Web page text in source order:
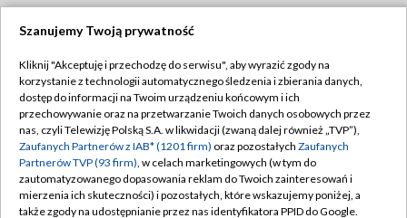
TVP
Abonament TVP
Emisja w TVP
Centrum informacji TVP
Naziemna Telewizja Cyfrowa
Regulamin TVP
Polityka prywatności
Moje zgody
Pomoc
Szanujemy Twoją prywatność
Kliknij "Akceptuję i przechodzę do serwisu", aby wyrazić zgody na
korzystanie z technologii automatycznego śledzenia i zbierania danych,
dostęp do informacji na Twoim urządzeniu końcowym i ich
przechowywanie oraz na przetwarzanie Twoich danych osobowych przez
nas, czyli Telewizję Polską S.A. w likwidacji (zwaną dalej również „TVP”),
Zaufanych Partnerów z IAB* (1201 firm) oraz pozostałych Zaufanych
Partnerów TVP (93 firm), w celach marketingowych (w tym do
zautomatyzowanego dopasowania reklam do Twoich zainteresowań i
mierzenia ich skuteczności) i pozostałych, które wskazujemy poniżej, a
także zgody na udostępnianie przez nas identyfikatora PPID do Google.